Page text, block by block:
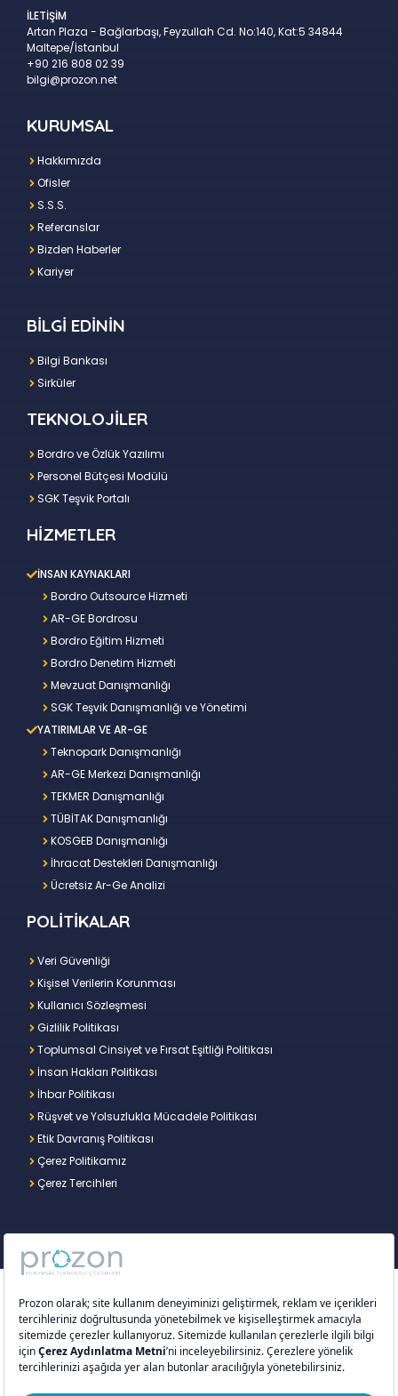
İLETİŞİM
Artan Plaza - Bağlarbaşı, Feyzullah Cd. No:140, Kat:5 34844
Maltepe/İstanbul
+90 216 808 02 39
bilgi@prozon.net
KURUMSAL
Hakkımızda
Ofisler
S.S.S.
Referanslar
Bizden Haberler
Kariyer
BİLGİ EDİNİN
Bilgi Bankası
Sirküler
TEKNOLOJİLER
Bordro ve Özlük Yazılımı
Personel Bütçesi Modülü
SGK Teşvik Portalı
HİZMETLER
İNSAN KAYNAKLARI
Bordro Outsource Hizmeti
AR-GE Bordrosu
Bordro Eğitim Hizmeti
Bordro Denetim Hizmeti
Mevzuat Danışmanlığı
SGK Teşvik Danışmanlığı ve Yönetimi
YATIRIMLAR VE AR-GE
Teknopark Danışmanlığı
AR-GE Merkezi Danışmanlığı
TEKMER Danışmanlığı
TÜBİTAK Danışmanlığı
KOSGEB Danışmanlığı
İhracat Destekleri Danışmanlığı
Ücretsiz Ar-Ge Analizi
POLİTİKALAR
Veri Güvenliği
Kişisel Verilerin Korunması
Kullanıcı Sözleşmesi
Gizlilik Politikası
Toplumsal Cinsiyet ve Fırsat Eşitliği Politikası
İnsan Hakları Politikası
İhbar Politikası
Rüşvet ve Yolsuzlukla Mücadele Politikası
Etik Davranış Politikası
Çerez Politikamız
Çerez Tercihleri
Copyright © 2026 – Prozon. Prozon markası ve
Prozon Kurumsal Teknoloji Çözümleri Anonim
Şirketi,Proventus Danışmanlık Limited Şirketi’nin
tescilli markası ve teknoloji şirketidir.